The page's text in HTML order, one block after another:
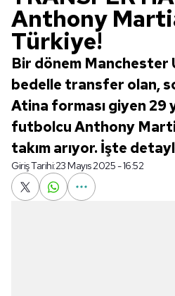
Anthony
Türkiye!
Bir dönem
bedelle transfer olan,
Atina forması giyen 29
futbolcu Anthony
takım arıyor. İşte
Giriş Tarihi:23 Mayıs 2025 - 16:52